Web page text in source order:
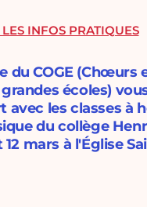
du COGE (Chœurs
écoles)
avec les classes à
du collège
12 mars à l'Église
INFOS PRATIQUES